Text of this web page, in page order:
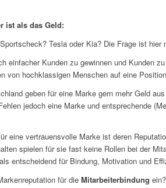
ist als das Geld:
Tesla oder Kia? Die Frage ist
einfacher Kunden zu gewinnen und Kunden
von hochklassigen Menschen auf eine
geben für eine Marke gern mehr Geld
jedoch eine Marke und entsprechende
eine vertrauensvolle Marke ist deren
spielen für sie fast keine Rollen bei der
entscheidend für Bindung, Motivation und
für die Mitarbeiterbindung ein?